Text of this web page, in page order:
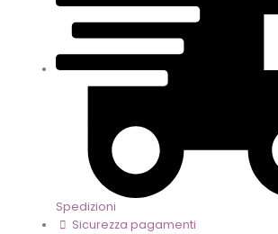
Spedizioni
Sicurezza pagamenti